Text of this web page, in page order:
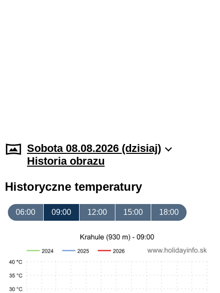
Sobota 08.08.2026 (dzisiaj)
Historia obrazu
Historyczne temperatury
06:00 09:00 12:00 15:00 18:00